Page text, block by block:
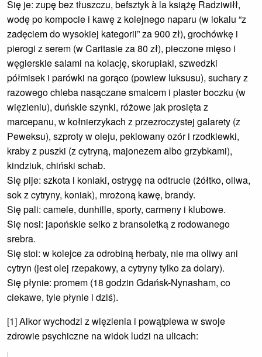
Się je: zupę bez tłuszczu, befsztyk à la książę Radziwiłł,
wodę po kompocie i kawę z kolejnego naparu (w lokalu “z
zadęciem do wysokiej kategorii” za 900 zł), grochówkę i
pierogi z serem (w Caritasie za 80 zł), pieczone mięso i
węgierskie salami na kolację, skorupiaki, szwedzki
półmisek i parówki na gorąco (powiew luksusu), suchary z
razowego chleba nasączane smalcem i plaster boczku (w
więzieniu), duńskie szynki, różowe jak prosięta z
marcepanu, w kołnierzykach z przezroczystej galarety (z
Peweksu), szproty w oleju, peklowany ozór i rzodkiewki,
kraby z puszki (z cytryną, majonezem albo grzybkami),
kindziuk, chiński schab.
Się pije: szkota i koniaki, ostrygę na odtrucie (żółtko, oliwa,
sok z cytryny, koniak), mrożoną kawę, brandy.
Się pali: camele, dunhille, sporty, carmeny i klubowe.
Się nosi: japońskie seiko z bransoletką z rodowanego
srebra.
Się stoi: w kolejce za odrobiną herbaty, nie ma oliwy ani
cytryn (jest olej rzepakowy, a cytryny tylko za dolary).
Się płynie: promem (18 godzin Gdańsk-Nynasham, co
ciekawe, tyle płynie i dziś).
[1] Alkor wychodzi z więzienia i powątpiewa w swoje
zdrowie psychiczne na widok ludzi na ulicach: